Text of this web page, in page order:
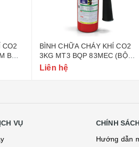
CO2
BỘ
BÌNH CHỮA CHÁY KHÍ CO2
3KG MT3 BQP 83MEC (BỘ
QUỐC PHÒNG)
Liên hệ
VỤ
CHÍNH
Hướng dẫn